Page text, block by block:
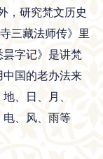
，研究梵文历史
三藏法师传》里
字记》是讲梵
国的老办法来
、日、月、
电、风、雨等